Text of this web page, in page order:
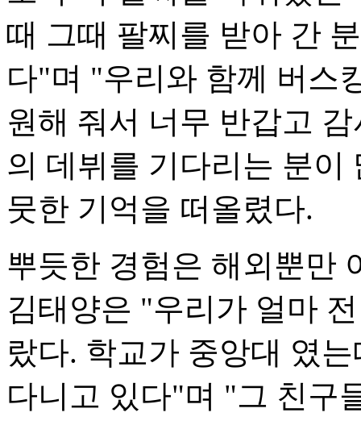
때 그때 팔찌를 받아 간
다"며 "우리와 함께 버스
원해 줘서 너무 반갑고
의 데뷔를 기다리는 분
뭇한 기억을 떠올렸다.
뿌듯한 경험은 해외뿐만
김태양은 "우리가 얼마
랐다. 학교가 중앙대 였
다니고 있다"며 "그 친구